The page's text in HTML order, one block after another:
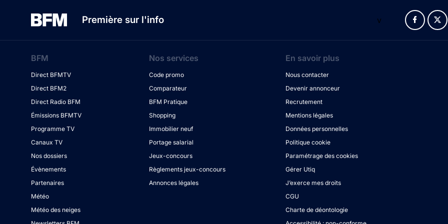
Première sur l'info v
BFM
Direct BFMTV
Direct BFM2
Direct Radio BFM
Émissions BFMTV
Programme TV
Canaux TV
Nos dossiers
Évènements
Partenaires
Météo
Météo des neiges
Nos services
Code promo
Comparateur
BFM Pratique
Shopping
Immobilier neuf
Portage salarial
Jeux-concours
Règlements jeux-concours
Annonces légales
En savoir plus
Nous contacter
Devenir annonceur
Recrutement
Mentions légales
Données personnelles
Politique cookie
Paramétrage des cookies
Gérer Utiq
J’exerce mes droits
CGU
Charte de déontologie